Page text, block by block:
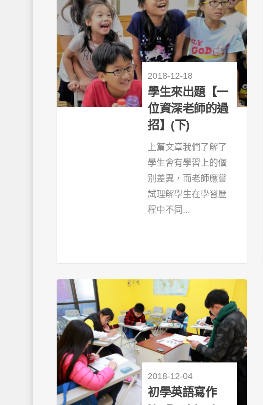
2018-12-18
學生來出題【一
位資深老師的過
招】(下)
上篇文章我們了解了
學生會有學習上的個
別差異，而老師應嘗
試理解學生在學習歷
程中不同...
2018-12-04
初學英語寫作